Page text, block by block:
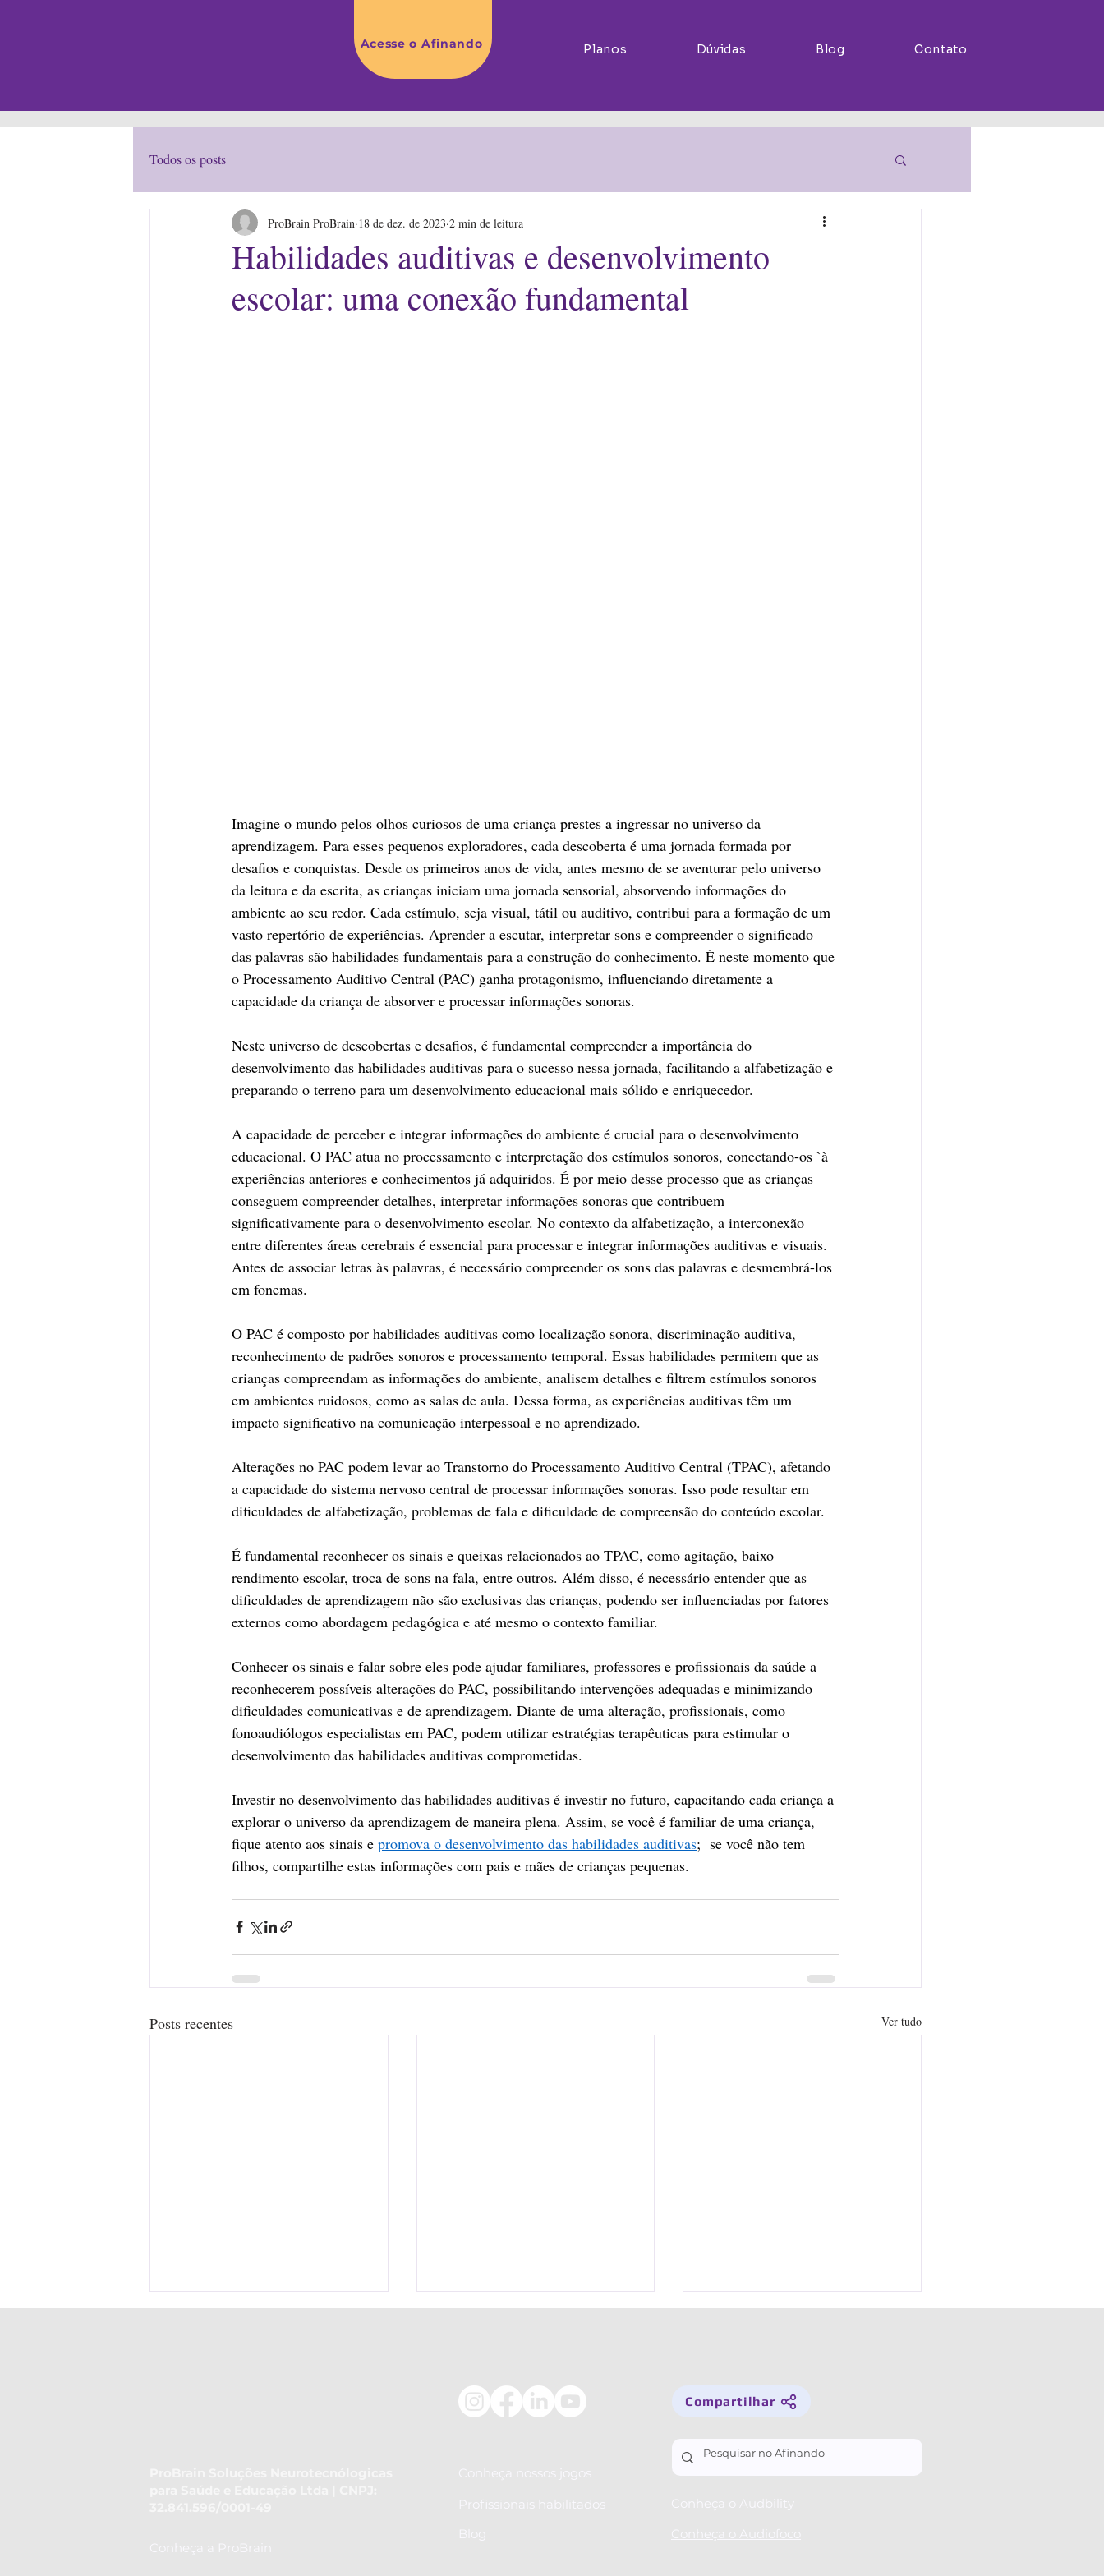
Acesse o Afinando Planos Dúvidas Blog Contato
Todos os posts
Habilidades auditivas e desenvolvimento
escolar: uma conexão fundamental
ProBrain ProBrain 18 de dez. de 2023 2 min de leitura
Imagine o mundo pelos olhos curiosos de uma criança prestes a ingressar no universo da
aprendizagem. Para esses pequenos exploradores, cada descoberta é uma jornada formada por
desafios e conquistas. Desde os primeiros anos de vida, antes mesmo de se aventurar pelo universo
da leitura e da escrita, as crianças iniciam uma jornada sensorial, absorvendo informações do
ambiente ao seu redor. Cada estímulo, seja visual, tátil ou auditivo, contribui para a formação de um
vasto repertório de experiências. Aprender a escutar, interpretar sons e compreender o significado
das palavras são habilidades fundamentais para a construção do conhecimento. É neste momento que
o Processamento Auditivo Central (PAC) ganha protagonismo, influenciando diretamente a
capacidade da criança de absorver e processar informações sonoras.
Neste universo de descobertas e desafios, é fundamental compreender a importância do
desenvolvimento das habilidades auditivas para o sucesso nessa jornada, facilitando a alfabetização e
preparando o terreno para um desenvolvimento educacional mais sólido e enriquecedor.
A capacidade de perceber e integrar informações do ambiente é crucial para o desenvolvimento
educacional. O PAC atua no processamento e interpretação dos estímulos sonoros, conectando-os `à
experiências anteriores e conhecimentos já adquiridos. É por meio desse processo que as crianças
conseguem compreender detalhes, interpretar informações sonoras que contribuem
significativamente para o desenvolvimento escolar. No contexto da alfabetização, a interconexão
entre diferentes áreas cerebrais é essencial para processar e integrar informações auditivas e visuais.
Antes de associar letras às palavras, é necessário compreender os sons das palavras e desmembrá-los
em fonemas.
O PAC é composto por habilidades auditivas como localização sonora, discriminação auditiva,
reconhecimento de padrões sonoros e processamento temporal. Essas habilidades permitem que as
crianças compreendam as informações do ambiente, analisem detalhes e filtrem estímulos sonoros
em ambientes ruidosos, como as salas de aula. Dessa forma, as experiências auditivas têm um
impacto significativo na comunicação interpessoal e no aprendizado.
Alterações no PAC podem levar ao Transtorno do Processamento Auditivo Central (TPAC), afetando
a capacidade do sistema nervoso central de processar informações sonoras. Isso pode resultar em
dificuldades de alfabetização, problemas de fala e dificuldade de compreensão do conteúdo escolar.
É fundamental reconhecer os sinais e queixas relacionados ao TPAC, como agitação, baixo
rendimento escolar, troca de sons na fala, entre outros. Além disso, é necessário entender que as
dificuldades de aprendizagem não são exclusivas das crianças, podendo ser influenciadas por fatores
externos como abordagem pedagógica e até mesmo o contexto familiar.
Conhecer os sinais e falar sobre eles pode ajudar familiares, professores e profissionais da saúde a
reconhecerem possíveis alterações do PAC, possibilitando intervenções adequadas e minimizando
dificuldades comunicativas e de aprendizagem. Diante de uma alteração, profissionais, como
fonoaudiólogos especialistas em PAC, podem utilizar estratégias terapêuticas para estimular o
desenvolvimento das habilidades auditivas comprometidas.
Investir no desenvolvimento das habilidades auditivas é investir no futuro, capacitando cada criança a
explorar o universo da aprendizagem de maneira plena. Assim, se você é familiar de uma criança,
fique atento aos sinais e promova o desenvolvimento das habilidades auditivas;  se você não tem
filhos, compartilhe estas informações com pais e mães de crianças pequenas.
Posts recentes Ver tudo
novo jogo do Afinando o
Por que minha voz muda quando
eu falo outra língua?
Compartilhar­ ­
Conheça nossos jogos
Profissionais habilitados
Conheça a ProBrain
Conheça o Audbility
Blog
Conheça o Audiofoco